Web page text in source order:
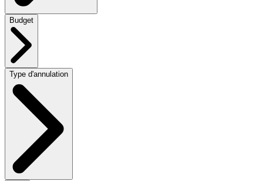
Budget
Type d'annulation